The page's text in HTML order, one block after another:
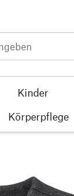
Kinder
Körperpflege